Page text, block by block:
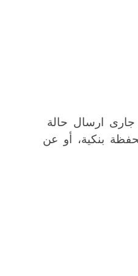
الأسبوع، ويتم تحويل الأرباح بعد 24 ساعة عمل بعد مرور 24 ساعة من جارى ارسال حالة
بنكية، أو عن